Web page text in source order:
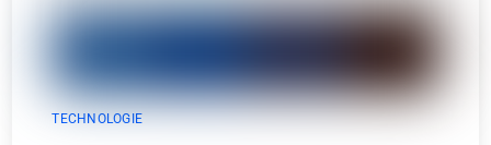
TECHNOLOGIE